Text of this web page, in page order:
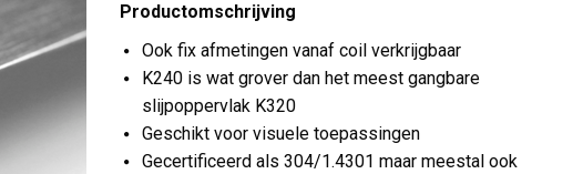
Productomschrijving
Ook fix afmetingen vanaf coil verkrijgbaar
K240 is wat grover dan het meest gangbare
slijpoppervlak K320
Geschikt voor visuele toepassingen
Gecertificeerd als 304/1.4301 maar meestal ook